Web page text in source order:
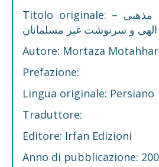
Titolo originale: اسلام و پلورالیسم مذهبی –
و سرنوشت غیر مسلمانان
Autore: Mortaza
Prefazione:
Lingua originale: Persiano
Traduttore:
Editore: Irfan Edizioni
Anno di pubblicazione: